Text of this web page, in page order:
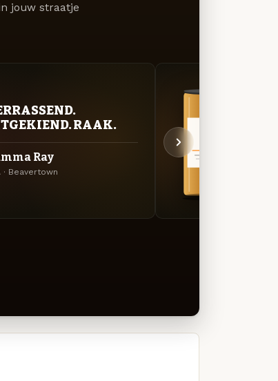
jouw straatje
RAAK.
Ray
· Beavertown